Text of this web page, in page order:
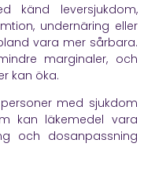
känd leversjukdom,
undernäring eller
vara mer sårbara.
marginaler, och
kan öka.
med sjukdom
kan läkemedel vara
och dosanpassning